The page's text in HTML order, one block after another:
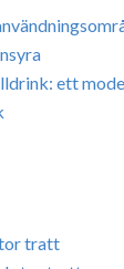
ett
tratt